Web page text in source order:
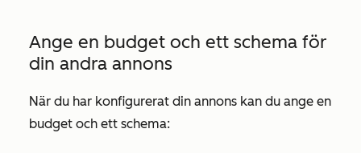
Ange en budget och ett schema för
din andra annons
När du har konfigurerat din annons kan du ange en
budget och ett schema: